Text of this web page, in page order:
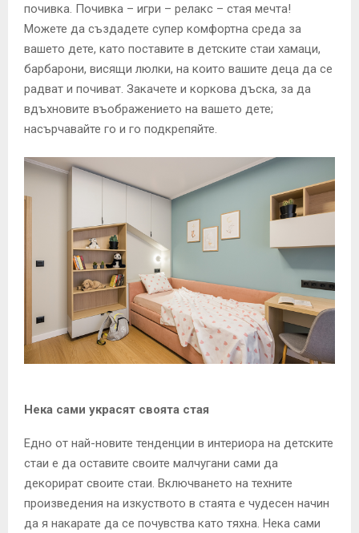
почивка. Почивка – игри – релакс – стая мечта!
Можете да създадете супер комфортна среда за
вашето дете, като поставите в детските стаи хамаци,
барбарони, висящи люлки, на които вашите деца да се
радват и почиват. Закачете и коркова дъска, за да
вдъхновите въображението на вашето дете;
насърчавайте го и го подкрепяйте.
Нека сами украсят своята стая
Едно от най-новите тенденции в интериора на детските
стаи е да оставите своите малчугани сами да
декорират своите стаи. Включването на техните
произведения на изкуството в стаята е чудесен начин
да я накарате да се почувства като тяхна. Нека сами